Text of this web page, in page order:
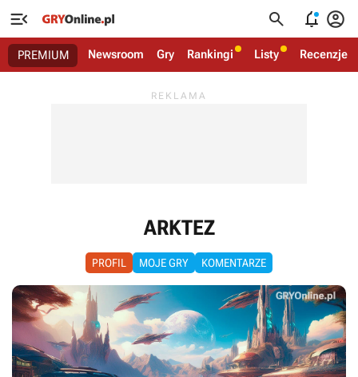
   
PREMIUM Newsroom Gry Rankingi Listy Recenzje
ARKTEZ
PROFIL MOJE GRY KOMENTARZE